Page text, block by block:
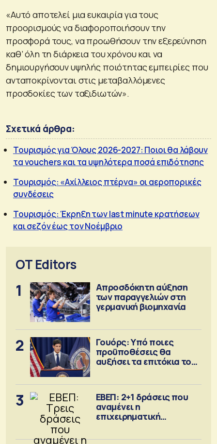
«Αυτό αποτελεί μια ευκαιρία για τους
προορισμούς να διαφοροποιήσουν την
προσφορά τους, να προωθήσουν την εξερεύνηση
καθ’ όλη τη διάρκεια του χρόνου και να
δημιουργήσουν υψηλής ποιότητας εμπειρίες που
ανταποκρίνονται στις μεταβαλλόμενες
προσδοκίες των ταξιδιωτών».
Σχετικά άρθρα:
Τουρισμός για Όλους 2026-2027: Ποιοι θα λάβουν
τα vouchers και τα υψηλότερα ποσά επιδότησης
Τουρισμός: «Αχίλλειος πτέρνα» οι αεροπορικές
συνδέσεις
Τουρισμός: Έκρηξη των last minute κρατήσεων
και σεζόν έως τον Νοέμβριο
OT Editors
1
Απροσδόκητη αύξηση
των παραγγελιών στη
γερμανική βιομηχανία
2
Γουόρς: Υπό ποιες
προϋποθέσεις θα
αυξήσει τα επιτόκια τον
3
ΕΒΕΠ: 2+1 δράσεις που
αναμένει η
επιχειρηματική